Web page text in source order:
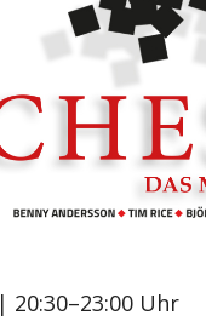
| 20:30–23:00 Uhr